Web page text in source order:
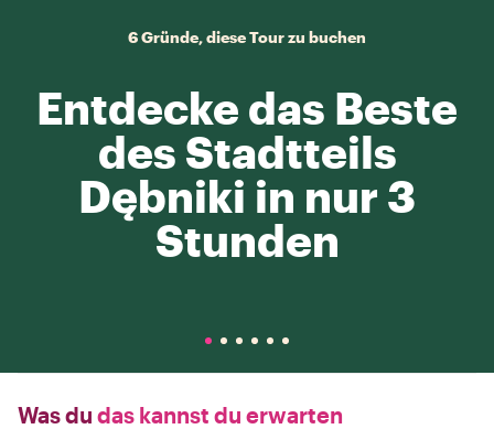
6 Gründe, diese Tour zu buchen
Entdecke das Beste
des Stadtteils
Dębniki in nur 3
Stunden
Was du das kannst du erwarten